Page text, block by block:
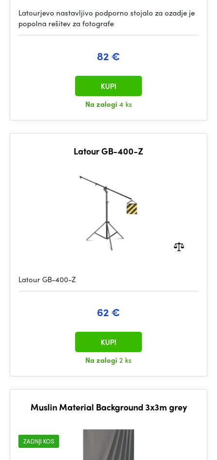
Latourjevo nastavljivo podporno stojalo za ozadje je
popolna rešitev za fotografe
82 €
Na zalogi 4 ks
KUPI
Latour GB-400-Z
Latour GB-400-Z
62 €
Na zalogi 2 ks
KUPI
Muslin Material Background 3x3m grey
ZADNJI KOS